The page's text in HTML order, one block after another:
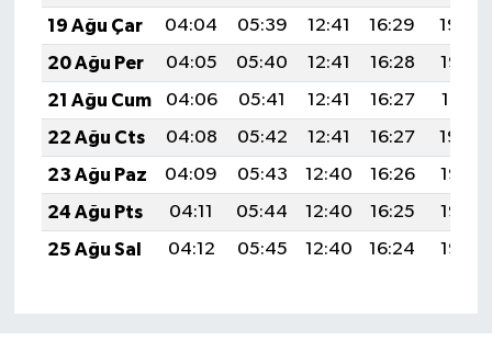
19 Ağu Çar
04:04 05:39 12:41 16:29
19:34
20 Ağu Per
04:05 05:40 12:41 16:28
19:32
21 Ağu Cum
04:06 05:41 12:41 16:27
19:31
22 Ağu Cts
04:08 05:42 12:41 16:27
19:29
23 Ağu Paz
04:09 05:43 12:40 16:26
19:28
24 Ağu Pts
04:11 05:44 12:40 16:25
19:26
25 Ağu Sal
04:12 05:45 12:40 16:24 19:25